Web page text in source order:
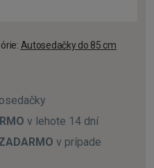
Autosedačky do 85 cm
v lehote 14 dní
v prípade